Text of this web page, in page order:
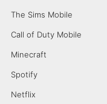
The Sims Mobile
Call of Duty Mobile
Minecraft
Spotify
Netflix